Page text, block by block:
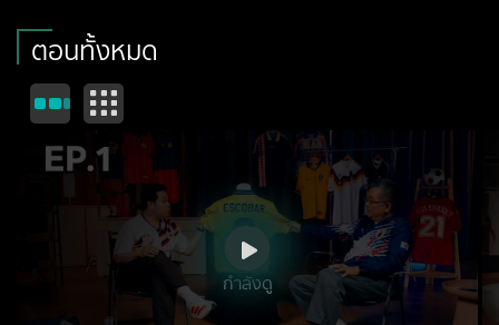
ตอนทั้งหมด
กำลังดู